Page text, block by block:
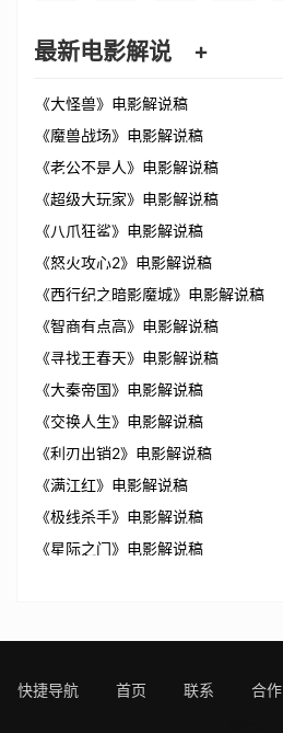
最新电影解说 +
《大怪兽》电影解说稿
《魔兽战场》电影解说稿
《老公不是人》电影解说稿
《超级大玩家》电影解说稿
《八爪狂鲨》电影解说稿
《怒火攻心2》电影解说稿
《西行纪之暗影魔城》电影解说稿
《智商有点高》电影解说稿
《寻找王春天》电影解说稿
《大秦帝国》电影解说稿
《交换人生》电影解说稿
《利刃出销2》电影解说稿
《满江红》电影解说稿
《极线杀手》电影解说稿
《星际之门》电影解说稿
快捷导航 首页 联系 合作